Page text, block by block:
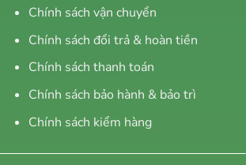
Chính sách vận chuyển
Chính sách đổi trả & hoàn tiền
Chính sách thanh toán
Chính sách bảo hành & bảo trì
Chính sách kiểm hàng